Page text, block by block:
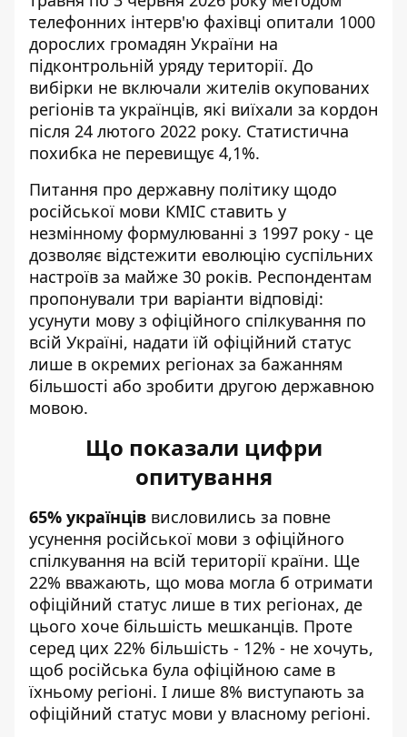
телефонних інтерв'ю фахівці опитали 1000
дорослих громадян України на
підконтрольній уряду території. До
вибірки не включали жителів окупованих
регіонів та українців, які виїхали за кордон
після 24 лютого 2022 року. Статистична
похибка не перевищує 4,1%.
Питання про державну політику щодо
російської мови КМІС ставить у
незмінному формулюванні з 1997 року - це
дозволяє відстежити еволюцію суспільних
настроїв за майже 30 років. Респондентам
пропонували три варіанти відповіді:
усунути мову з офіційного спілкування по
всій Україні, надати їй офіційний статус
лише в окремих регіонах за бажанням
більшості або зробити другою державною
мовою.
Що показали цифри
опитування
65% українців висловились за повне
усунення російської мови з офіційного
спілкування на всій території країни. Ще
22% вважають, що мова могла б отримати
офіційний статус лише в тих регіонах, де
цього хоче більшість мешканців. Проте
серед цих 22% більшість - 12% - не хочуть,
щоб російська була офіційною саме в
їхньому регіоні. І лише 8% виступають за
офіційний статус мови у власному регіоні.